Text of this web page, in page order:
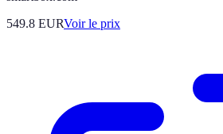
549.8 EURVoir le prix